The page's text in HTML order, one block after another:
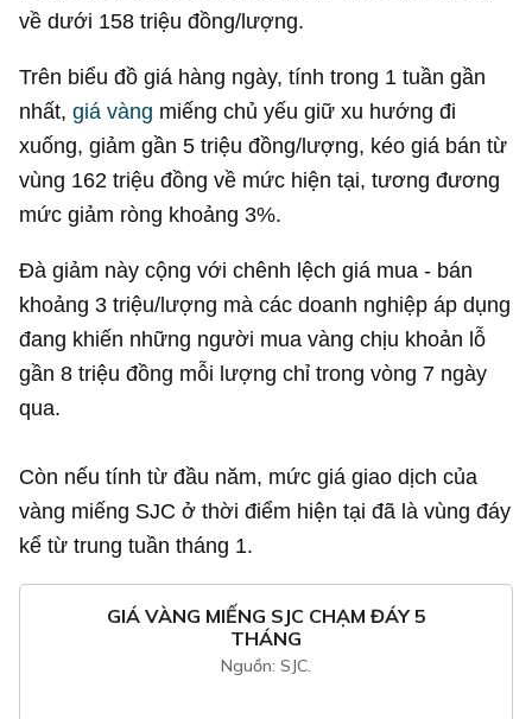
về dưới 158 triệu đồng/lượng.
Trên biểu đồ giá hàng ngày, tính trong 1 tuần gần
nhất,giá vàng miếng chủ yếu giữ xu hướng đi
xuống, giảm gần 5 triệu đồng/lượng, kéo giá bán từ
vùng 162 triệu đồng về mức hiện tại, tương đương
mức giảm ròng khoảng 3%.
Đà giảm này cộng với chênh lệch giá mua - bán
khoảng 3 triệu/lượng mà các doanh nghiệp áp dụng
đang khiến những người mua vàng chịu khoản lỗ
gần 8 triệu đồng mỗi lượng chỉ trong vòng 7 ngày
qua.
Còn nếu tính từ đầu năm, mức giá giao dịch của
vàng miếng SJC ở thời điểm hiện tại đã là vùng đáy
kể từ trung tuần tháng 1.
GIÁ VÀNG MIẾNG SJC CHẠM ĐÁY 5
THÁNG
Nguồn: SJC.